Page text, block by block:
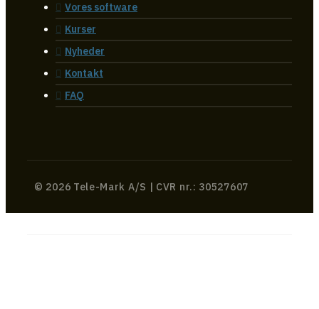
Vores software
Kurser
Nyheder
Kontakt
FAQ
© 2026 Tele-Mark A/S | CVR nr.: 30527607